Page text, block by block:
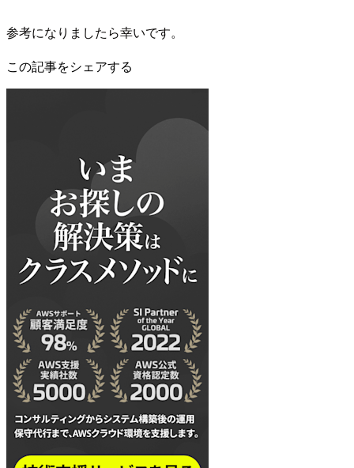
参考になりましたら幸いです。
この記事をシェアする